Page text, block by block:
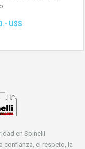
U$S
en Spinelli
confianza, el respeto, la